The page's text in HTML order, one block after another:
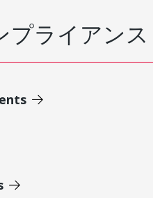
プライアンス